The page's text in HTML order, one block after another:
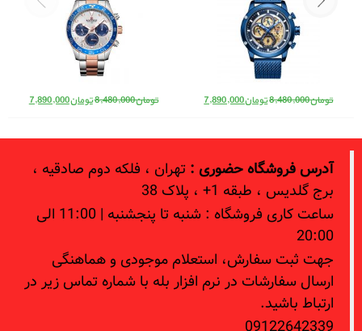
تومان8,480,000قیمت اصلی: تومان8,480,000 بود.
تومان7,890,000قیمت فعلی: تومان7,890,000.
تومان8,480,000قیمت اصلی: تومان8,480,000 بود.
تومان7,890,000قیمت
آدرس فروشگاه حضوری : تهران ، فلکه دوم صادقیه ،
برج گلدیس ، طبقه 1+ ، پلاک 38
ساعت کاری فروشگاه : شنبه تا پنجشنبه | 11:00 الی
20:00
جهت ثبت سفارش، استعلام موجودی و هماهنگی
ارسال سفارشات در نرم افزار بله با شماره تماس زیر در
ارتباط باشید.